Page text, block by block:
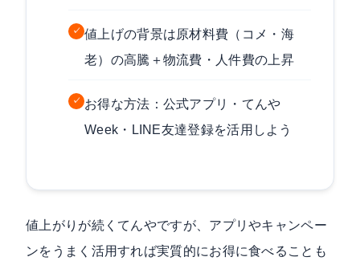
✓ 値上げの背景は原材料費（コメ・海
老）の高騰＋物流費・人件費の上昇
✓
お得な方法：公式アプリ・てんや
Week・LINE友達登録を活用しよう
値上がりが続くてんやですが、アプリやキャンペー
ンをうまく活用すれば実質的にお得に食べることも